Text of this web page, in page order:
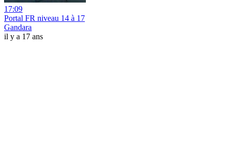
17:09
Portal FR niveau 14 à 17
Gandara
il y a 17 ans